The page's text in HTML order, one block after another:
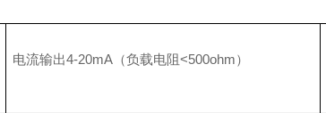
电流输出4-20mA（负载电阻<500ohm）